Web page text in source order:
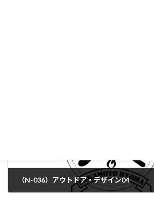
（N-036）アウトドア・デザイン04